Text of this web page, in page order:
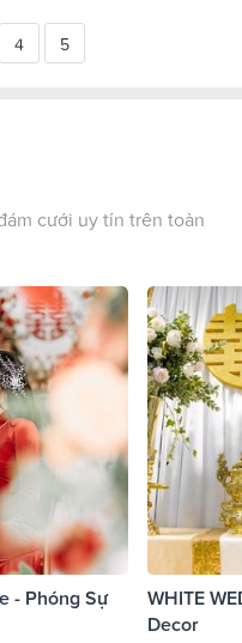
4 5
cưới uy tín trên toàn
- Phóng Sự
WHITE
Decor